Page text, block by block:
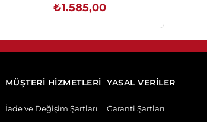
₺1.585,00
MÜŞTERİ HİZMETLERİ
İade ve Değişim Şartları
YASAL VERİLER
Garanti Şartları